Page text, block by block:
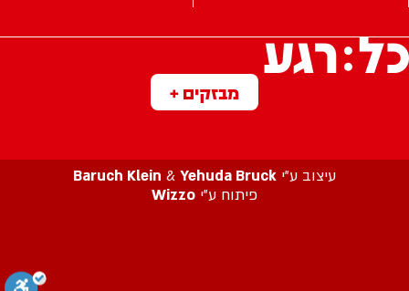
מבזקים +
עיצוב ע”י Baruch Klein & Yehuda Bruck
פיתוח ע”י Wizzo